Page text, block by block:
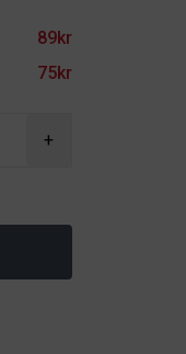
89kr
75kr
+